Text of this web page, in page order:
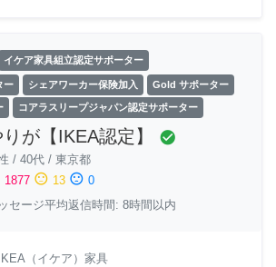
イケア家具組立認定サポーター
ー シェアワーカー保険加入 Gold サポーター
コアラスリープジャパン認定サポーター
が【IKEA認定】 check_circle
/ 40代 / 東京都
1877 sentiment_neutral 13 sentiment_dissatisfied 0
セージ平均返信時間: 8時間以内
（イケア）家具